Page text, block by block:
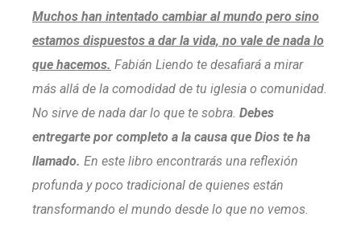
Muchos han intentado cambiar al mundo pero sino
estamos dispuestos a dar la vida, no vale de nada lo
que hacemos. Fabián Liendo te desafiará a mirar
más allá de la comodidad de tu iglesia o comunidad.
No sirve de nada dar lo que te sobra. Debes
entregarte por completo a la causa que Dios te ha
llamado. En este libro encontrarás una reflexión
profunda y poco tradicional de quienes están
transformando el mundo desde lo que no vemos.